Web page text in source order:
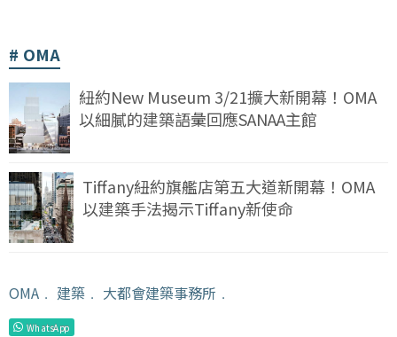
OMA
紐約New Museum 3/21擴大新開幕！OMA
以細膩的建築語彙回應SANAA主館
Tiffany紐約旗艦店第五大道新開幕！OMA
以建築手法揭示Tiffany新使命
OMA ﹒ 建築 ﹒ 大都會建築事務所 ﹒
WhatsApp